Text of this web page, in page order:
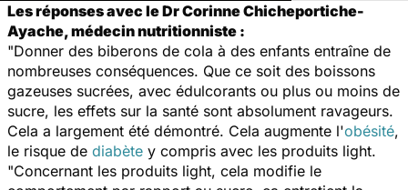
Les réponses avec le Dr Corinne Chicheportiche-
Ayache, médecin nutritionniste :
"Donner des biberons de cola à des enfants entraîne de
nombreuses conséquences. Que ce soit des boissons
gazeuses sucrées, avec édulcorants ou plus ou moins de
sucre, les effets sur la santé sont absolument ravageurs.
Cela a largement été démontré. Cela augmente l'obésité,
le risque de diabète y compris avec les produits light.
"Concernant les produits light, cela modifie le